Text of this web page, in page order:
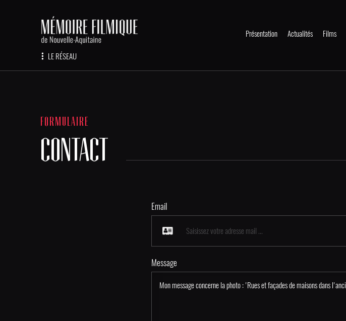
LE RÉSEAU
Présentation Actualités Films
FORMULAIRE
CONTACT
Email
Message